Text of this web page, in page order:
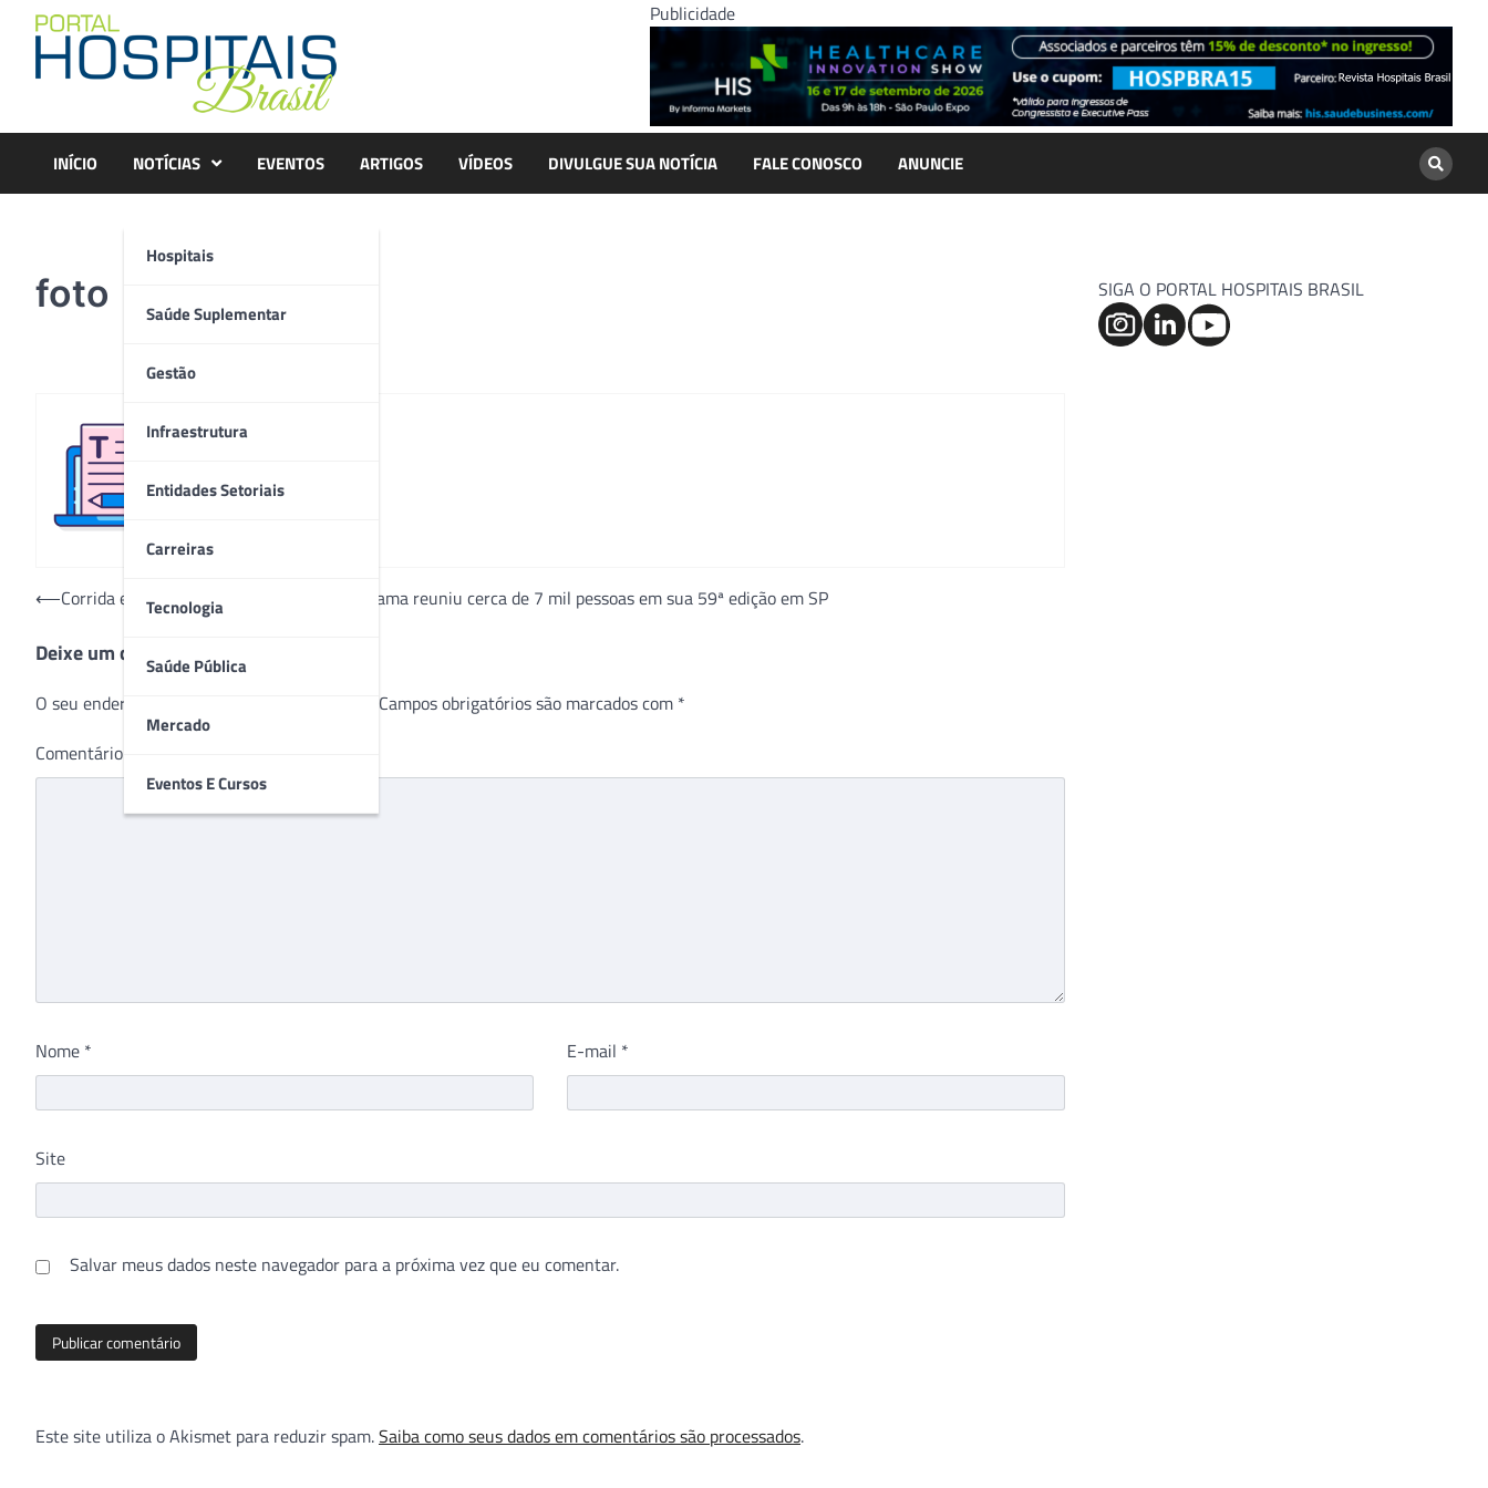
content
Publicidade
INÍCIO NOTÍCIAS
Hospitais
Saúde Suplementar
Gestão
Infraestrutura
Entidades Setoriais
Carreiras
Tecnologia
Saúde Pública
Mercado
Eventos E Cursos
EVENTOS ARTIGOS VÍDEOS DIVULGUE SUA NOTÍCIA FALE CONOSCO ANUNCIE
foto
Navegação
Post
⟵Corrida e caminhada contra o câncer de mama reuniu cerca de 7 mil pessoas em sua 59ª edição em SP
Deixe um comentário
O seu endereço de e-mail não será publicado. Campos obrigatórios são marcados com *
Comentário
Nome * E-mail *
Site
Salvar meus dados neste navegador para a próxima vez que eu comentar.
Este site utiliza o Akismet para reduzir spam.Saiba como seus dados em comentários são processados.
SIGA O PORTAL HOSPITAIS BRASIL